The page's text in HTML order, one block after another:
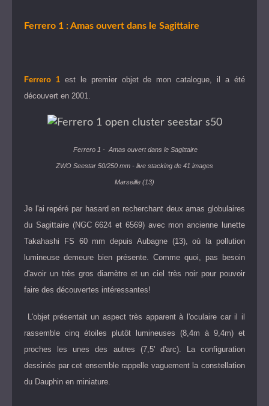
Ferrero 1 : Amas ouvert dans le Sagittaire
Ferrero 1est le premier objet de mon catalogue, il a été
découvert en 2001.
Ferrero 1 - Amas ouvert dans le Sagittaire
ZWO Seestar 50/250 mm - live stacking de 41 images
Marseille (13)
Je l'ai repéré par hasard en recherchant deux amas globulaires
du Sagittaire (NGC 6624 et 6569) avec mon ancienne lunette
Takahashi FS 60 mm depuis Aubagne (13), où la pollution
lumineuse demeure bien présente. Comme quoi, pas besoin
d'avoir un très gros diamètre et un ciel très noir pour pouvoir
faire des découvertes intéressantes!
L'objet présentait un aspect très apparent à l'oculaire car il il
rassemble cinq étoiles plutôt lumineuses (8,4m à 9,4m) et
proches les unes des autres (7,5' d'arc). La configuration
dessinée par cet ensemble rappelle vaguement la constellation
du Dauphin en miniature.